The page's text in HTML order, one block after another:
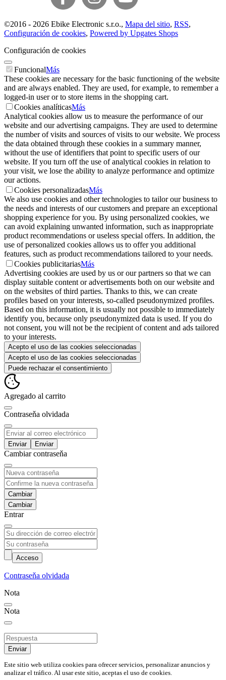
©2016 - 2026 Ebike Electronic s.r.o., Mapa del sitio, RSS,
Configuración de cookies, Powered by Upgates Shops
Configuración de cookies
FuncionalMás
These cookies are necessary for the basic functioning of the website
and are always enabled. They are used, for example, to remember a
logged-in user or to store items in the shopping cart.
Cookies analíticasMás
Analytical cookies allow us to measure the performance of our
website and our advertising campaigns. They are used to determine
the number of visits and sources of visits to our website. We process
the data obtained through these cookies in a summary manner,
without the use of identifiers that point to specific users of our
website. If you turn off the use of analytical cookies in relation to
your visit, we lose the ability to analyze performance and optimize
our actions.
Cookies personalizadasMás
We also use cookies and other technologies to tailor our business to
the needs and interests of our customers and prepare an exceptional
shopping experience for you. By using personalized cookies, we
can avoid explaining unwanted information, such as inappropriate
product recommendations or useless special offers. In addition, the
use of personalized cookies allows us to offer you additional
features, such as product recommendations tailored to your needs.
Cookies publicitariasMás
Advertising cookies are used by us or our partners so that we can
display suitable content or advertisements both on our website and
on the websites of third parties. Thanks to this, we can create
profiles based on your interests, so-called pseudonymized profiles.
Based on this information, it is usually not possible to immediately
identify you, because only pseudonymized data is used. If you do
not consent, you will not be the recipient of content and ads tailored
to your interests.
Acepto el uso de las cookies seleccionadas
Acepto el uso de las cookies seleccionadas
Puede rechazar el consentimiento
Agregado al carrito
Contraseňa olvidada
Enviar
Cambiar contraseňa
Cambiar
Entrar
Acceso
Contraseňa olvidada
Nota
Nota
Enviar
Este sitio web utiliza cookies para ofrecer servicios, personalizar anuncios y
analizar el tráfico. Al usar este sitio, aceptas el uso de cookies.